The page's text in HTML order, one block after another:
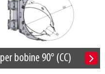
bobine 90° (CC)